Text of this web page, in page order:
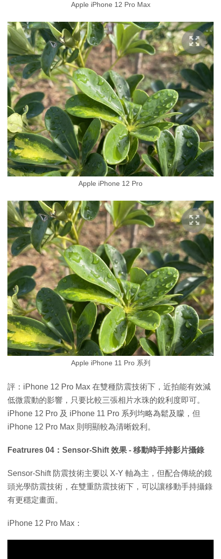
Apple iPhone 12 Pro Max
Apple iPhone 12 Pro
Apple iPhone 11 Pro 系列
評：iPhone 12 Pro Max 在雙種防震技術下，近拍能有效減
低微震動的影響，只要比較三張相片水珠的銳利度即可。
iPhone 12 Pro 及 iPhone 11 Pro 系列均略為鬆及矇，但
iPhone 12 Pro Max 則明顯較為清晰銳利。
Featrures 04：Sensor-Shift 效果 - 移動時手持影片攝錄
Sensor-Shift 防震技術主要以 X-Y 軸為主，但配合傳統的鏡
頭光學防震技術，在雙重防震技術下，可以讓移動手持攝錄
有更穩定畫面。
iPhone 12 Pro Max：